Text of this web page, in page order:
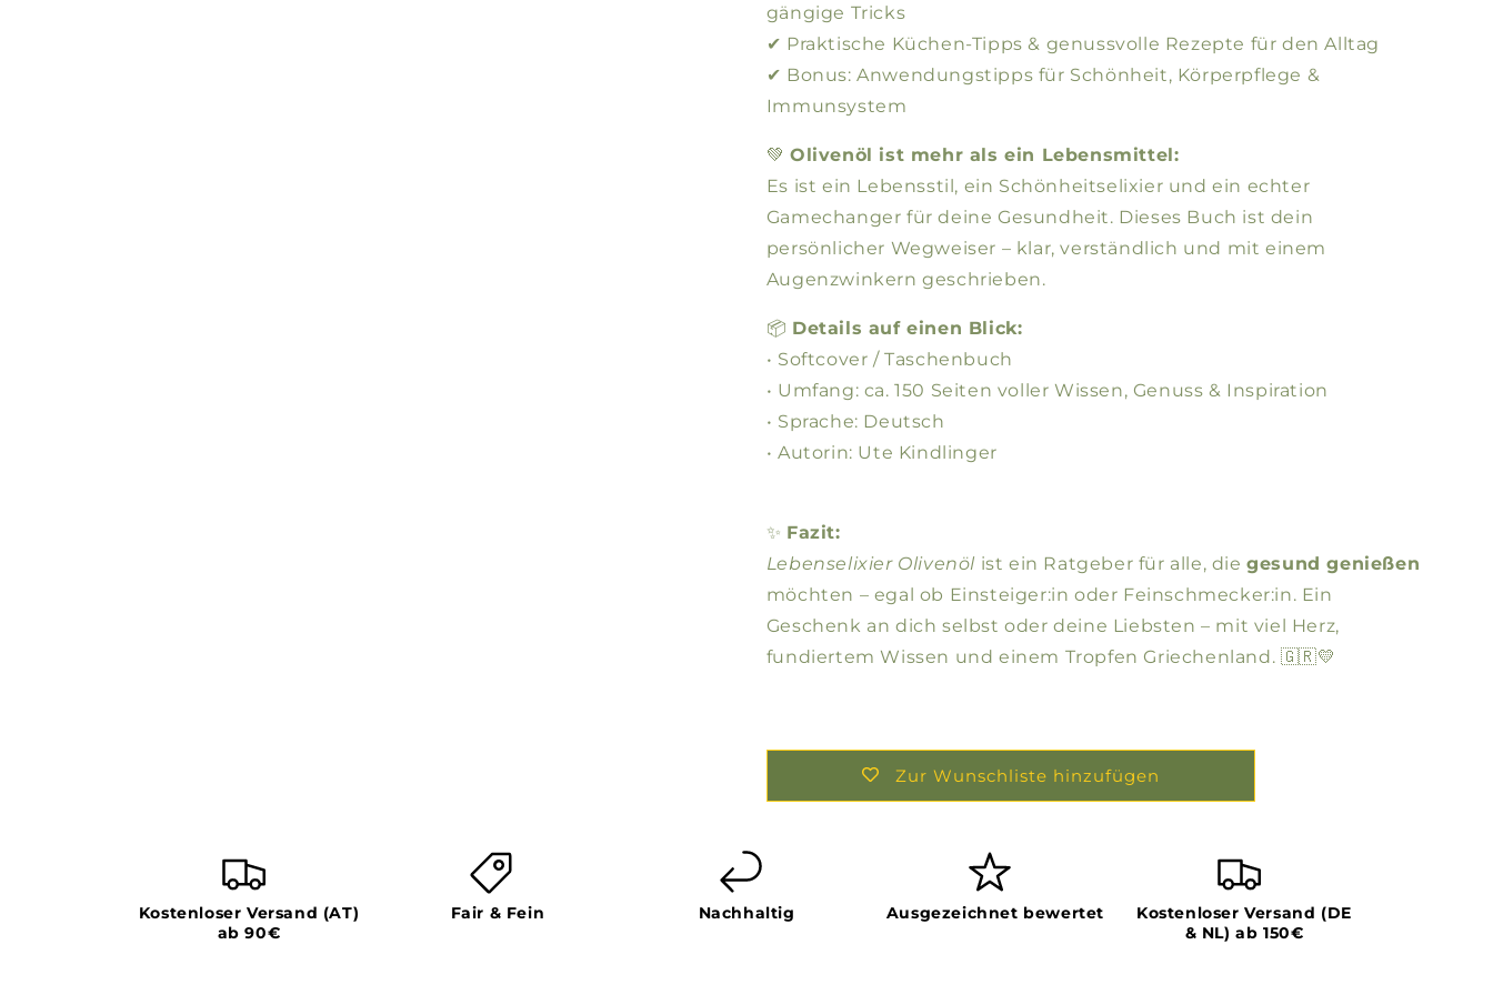
gängige Tricks
✔ Praktische Küchen-Tipps & genussvolle Rezepte für den Alltag
✔ Bonus: Anwendungstipps für Schönheit, Körperpflege &
Immunsystem
💚 Olivenöl ist mehr als ein Lebensmittel:
Es ist ein Lebensstil, ein Schönheitselixier und ein echter
Gamechanger für deine Gesundheit. Dieses Buch ist dein
persönlicher Wegweiser – klar, verständlich und mit einem
Augenzwinkern geschrieben.
📦 Details auf einen Blick:
• Softcover / Taschenbuch
• Umfang: ca. 150 Seiten voller Wissen, Genuss & Inspiration
• Sprache: Deutsch
• Autorin: Ute Kindlinger
✨ Fazit:
Lebenselixier Olivenöl ist ein Ratgeber für alle, diegesund genießen
möchten – egal ob Einsteiger:in oder Feinschmecker:in. Ein
Geschenk an dich selbst oder deine Liebsten – mit viel Herz,
fundiertem Wissen und einem Tropfen Griechenland. 🇬🇷💛
Zur Wunschliste hinzufügen
Kostenloser Versand (AT)
ab 90€
Fair & Fein Nachhaltig Ausgezeichnet bewertet
Kostenloser Versand (DE
& NL) ab 150€